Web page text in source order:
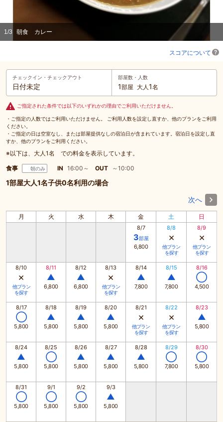
1/3 朝食 カレー
スコアについて
チェックイン・ チェックアウト
日付未定
部屋数・人数
1部屋 大人1名
ご指定された条件では以下のいずれかの理由でご利用いただけません。
・ご指定の人数ではご利用いただけません。 ご利用人数を設定し直すか、他のプランをご利用
ください。
・ご指定の日は空室なし、または部屋提供なしの宿泊日が含まれています。宿泊日を設定し直
すか、他のプランをご利用ください。
※以下は、大人1名 での料金を表示しています。
食事
朝のみ IN 16:00～ OUT ～10:00
1部屋大人1名子供0名利用の場合
次へ
月 火 水 木 金 土 日
8/7
3部屋
6,800
8/8
×
他プラン
を探す
8/9
×
他プラン
を探す
8/10
×
他プラン
を探す
8/11
▲
6,800
8/12
▲
6,800
8/13
×
他プラン
を探す
8/14
▲
7,800
8/15
▲
7,800
8/16
◯
4,500
8/17
◯
5,800
8/18
▲
5,800
8/19
▲
5,800
8/20
▲
5,800
8/21
×
他プラン
を探す
8/22
×
他プラン
を探す
8/23
▲
5,800
8/24
▲
5,800
8/25
◯
5,800
8/26
▲
5,800
8/27
▲
5,800
8/28
▲
5,800
8/29
◯
7,800
8/30
◯
5,800
8/31
◯
5,800
9/1
◯
5,800
9/2
◯
5,800
9/3
▲
5,800